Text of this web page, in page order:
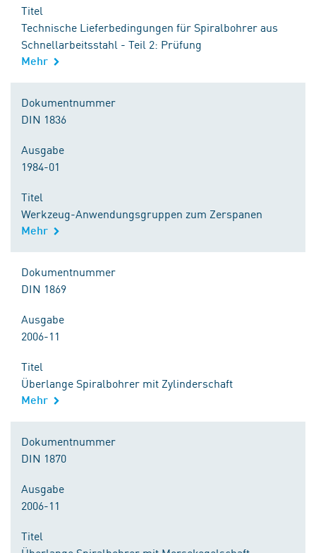
Titel
Technische Lieferbedingungen für Spiralbohrer aus
Schnellarbeitsstahl - Teil 2: Prüfung
Mehr
Dokumentnummer
DIN 1836
Ausgabe
1984-01
Titel
Werkzeug-Anwendungsgruppen zum Zerspanen
Mehr
Dokumentnummer
DIN 1869
Ausgabe
2006-11
Titel
Überlange Spiralbohrer mit Zylinderschaft
Mehr
Dokumentnummer
DIN 1870
Ausgabe
2006-11
Titel